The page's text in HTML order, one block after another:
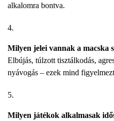
alkalomra bontva.
Milyen jelei vannak a macska
Elbújás, túlzott tisztálkodás,
nyávogás – ezek mind
Milyen játékok alkalmasak